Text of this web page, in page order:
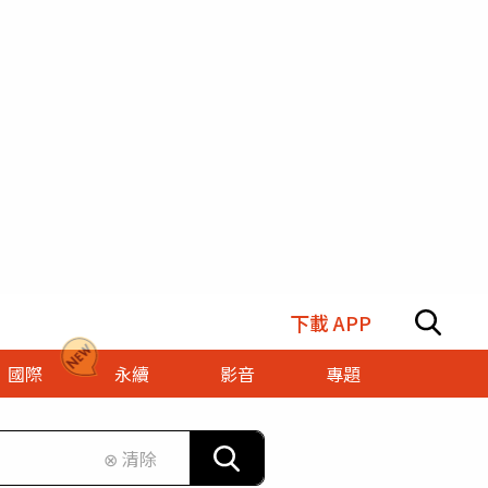
下載 APP
國際 永續 影音
專題
⊗ 清除